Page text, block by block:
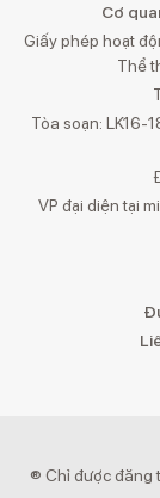
Cơ
Giấy phép hoạt
Thể
Tòa soạn: LK16-
VP đại diện tại
® Chỉ được đăng